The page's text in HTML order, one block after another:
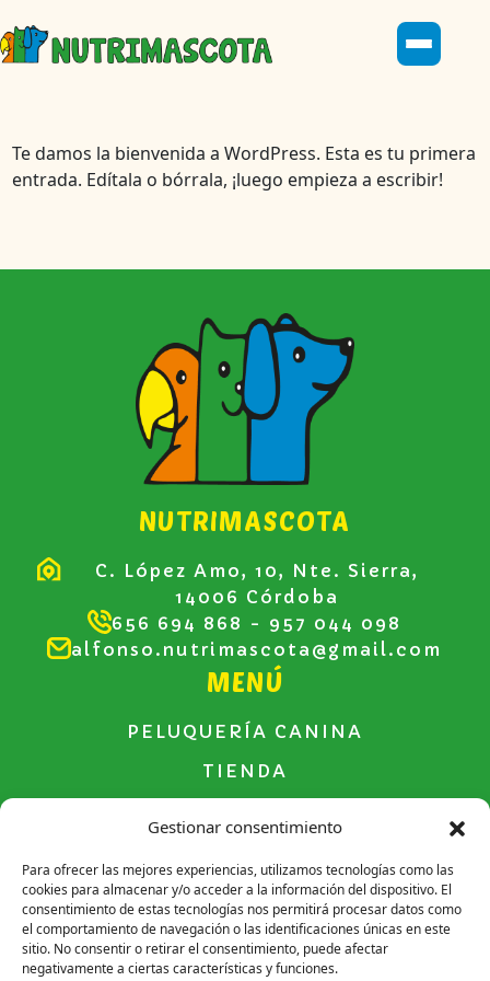
Gestionar consentimiento
Para ofrecer las mejores experiencias, utilizamos tecnologías como las
cookies para almacenar y/o acceder a la información del dispositivo. El
consentimiento de estas tecnologías nos permitirá procesar datos como
el comportamiento de navegación o las identificaciones únicas en este
sitio. No consentir o retirar el consentimiento, puede afectar
negativamente a ciertas características y funciones.
Te damos la bienvenida a WordPress. Esta es tu primera
entrada. Edítala o bórrala, ¡luego empieza a escribir!
NUTRIMASCOTA
C. López Amo, 10, Nte. Sierra,
14006 Córdoba
656 694 868 - 957 044 098
alfonso.nutrimascota@gmail.com
MENÚ
PELUQUERÍA CANINA
TIENDA
Aviso legal
Política de Privacidad